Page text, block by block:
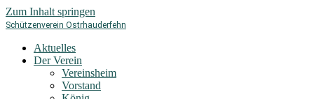
Zum Inhalt springen
Schützenverein Ostrhauderfehn
Aktuelles
Der Verein
Vereinsheim
Vorstand